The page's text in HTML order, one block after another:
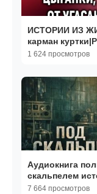
ИСТОРИИ ИЗ
карман
ИСТОРИИ
1 624 просмотров
Аудиокнига
скальпелем
7 664 просмотров